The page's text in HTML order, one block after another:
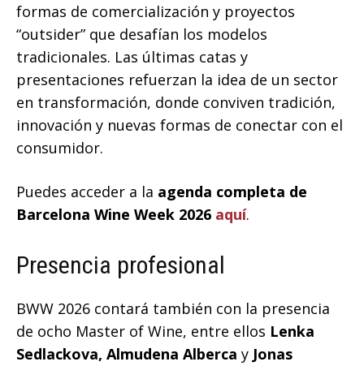
formas de comercialización y proyectos
“outsider” que desafían los modelos
tradicionales. Las últimas catas y
presentaciones refuerzan la idea de un sector
en transformación, donde conviven tradición,
innovación y nuevas formas de conectar con el
consumidor.
Puedes acceder a la agenda completa de
Barcelona Wine Week 2026 aquí.
Presencia profesional
BWW 2026 contará también con la presencia
de ocho Master of Wine, entre ellos Lenka
Sedlackova, Almudena Alberca y Jonas